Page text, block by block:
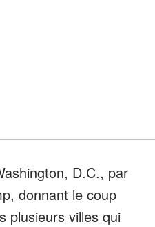
D.C., par
donnant le coup
plusieurs villes qui